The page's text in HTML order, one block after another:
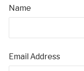
Name
Email Address